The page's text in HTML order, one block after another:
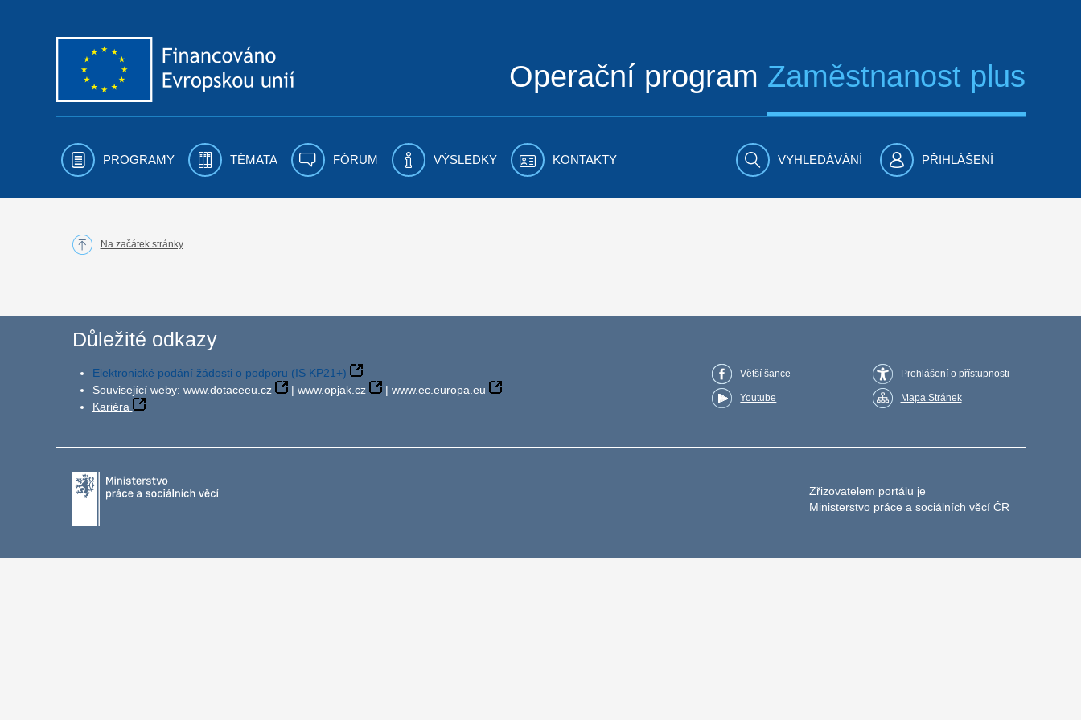
Operační program Zaměstnanost plus
PROGRAMY TÉMATA FÓRUM VÝSLEDKY KONTAKTY VYHLEDÁVÁNÍ PŘIHLÁŠENÍ
Na začátek stránky
Důležité odkazy
Elektronické podání žádosti o podporu (IS KP21+)
Související weby: www.dotaceeu.cz | www.opjak.cz | www.ec.europa.eu
Kariéra
Větší šance
Youtube
Prohlášení o přístupnosti
Mapa Stránek
Zřizovatelem portálu je
Ministerstvo práce a sociálních věcí ČR